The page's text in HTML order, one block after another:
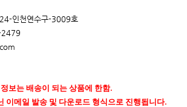
인천연수구-3009호
2479
보는 배송이 되는 상품에 한함.
이메일 발송 및 다운로드 형식으로 진행됩니다.